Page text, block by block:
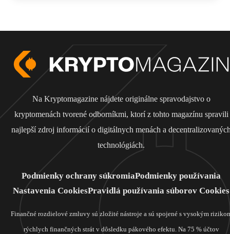
Na Kryptomagazine nájdete originálne spravodajstvo o
kryptomenách tvorené odborníkmi, ktorí z tohto magazínu spravili
najlepší zdroj informácií o digitálnych menách a
technológiách.
Podmienky ochrany súkromiaPodmienky používania
Nastavenia CookiesPravidlá používania súborov Cookies
Finančné rozdielové zmluvy sú zložité nástroje a sú spojené s vysokým
rýchlych finančných strát v dôsledku pákového efektu. Na 75 % účtov